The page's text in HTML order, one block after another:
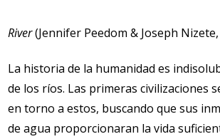
River(Jennifer Peedom & Joseph Nizete,
La historia de la humanidad es
de los ríos. Las primeras civilizaciones
en torno a estos, buscando que sus
de agua proporcionaran la vida